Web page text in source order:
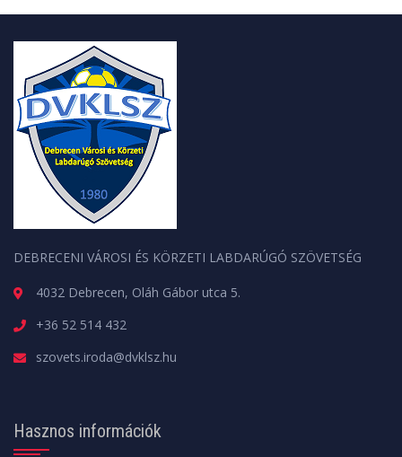
DEBRECENI VÁROSI ÉS KÖRZETI LABDARÚGÓ SZÖVETSÉG
4032 Debrecen, Oláh Gábor utca 5.
+36 52 514 432
szovets.iroda@dvklsz.hu
Hasznos információk